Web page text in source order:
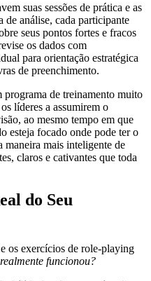
suas sessões de prática e as
de análise, cada participante
seus pontos fortes e fracos
os dados com
para orientação estratégica
de preenchimento.
programa de treinamento muito
líderes a assumirem o
ao mesmo tempo em que
esteja focado onde pode ter o
maneira mais inteligente de
claros e cativantes que toda
do Seu
os exercícios de role-playing
funcionou?